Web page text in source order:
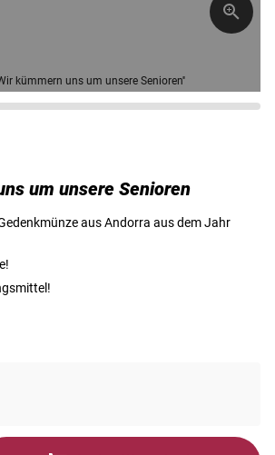
kümmern uns um unsere Senioren''
um unsere Senioren
aus Andorra aus dem Jahr